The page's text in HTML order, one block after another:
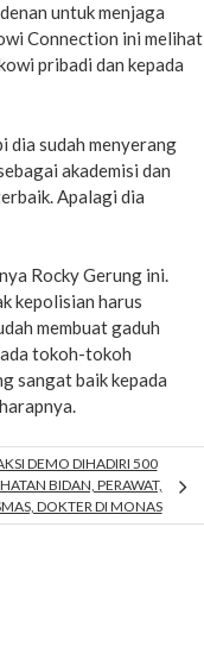
untuk menjaga
Connection ini melihat
pribadi dan kepada
dia sudah menyerang
akademisi dan
Apalagi dia
Rocky Gerung ini.
kepolisian harus
membuat gaduh
tokoh-tokoh
sangat baik kepada
DEMO DIHADIRI 500
BIDAN, PERAWAT,
DOKTER DI MONAS